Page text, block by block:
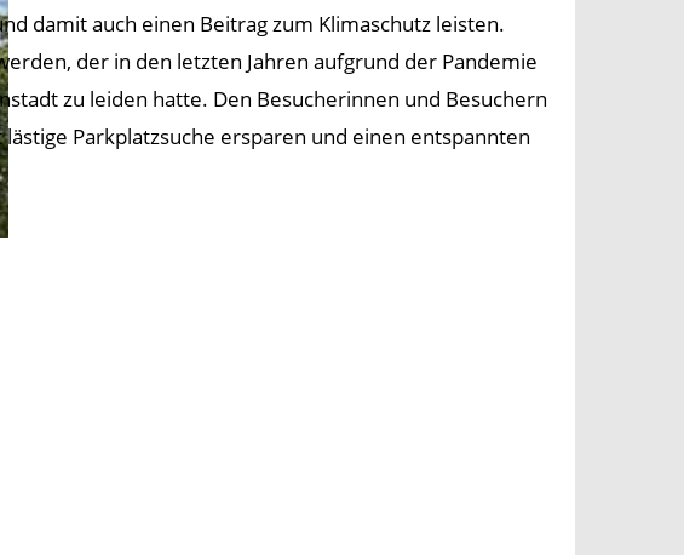
damit auch einen Beitrag zum Klimaschutz leisten.
der in den letzten Jahren aufgrund der Pandemie
zu leiden hatte. Den Besucherinnen und Besuchern
Parkplatzsuche ersparen und einen entspannten